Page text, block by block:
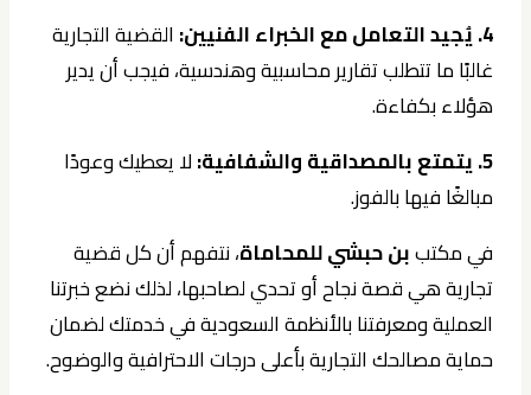
4. يُجيد التعامل مع الخبراء الفنيين:
القضية التجارية
غالبًا ما تتطلب تقارير محاسبية وهندسية، فيجب أن يدير
هؤلاء بكفاءة.
5. يتمتع بالمصداقية والشفافية:
لا يعطيك وعودًا
مبالغًا فيها بالفوز.
في مكتببن حبشي للمحاماة، نتفهم أن كل قضية
تجارية هي قصة نجاح أو تحدي لصاحبها، لذلك نضع خبرتنا
العملية ومعرفتنا بالأنظمة السعودية في خدمتك لضمان
حماية مصالحك التجارية بأعلى درجات الاحترافية والوضوح.